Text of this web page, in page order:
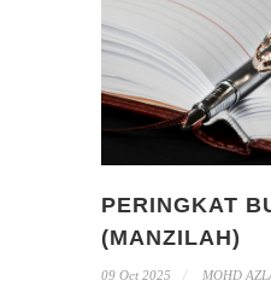
PERINGKAT
(MANZILAH)
09 Oct 2025 MOHD